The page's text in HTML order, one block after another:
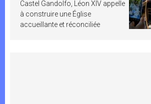
Castel Gandolfo, Léon XIV appelle
à construire une Église
accueillante et réconciliée